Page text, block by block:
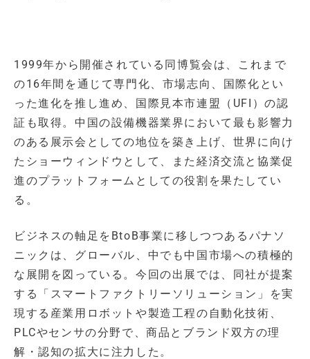
1999年から開催されている同博覧会は、これまで
の16年間を通じて専門化、市場志向、国際化とい
った進化を推し進め、国際見本市連盟（UFI）の認
証も取得。中国の設備機器業界において最も影響力
のある展示会としての地位を築き上げ、世界に向け
たショーウィンドウとして、また経済交流と協業促
進のプラットフォームとしての役割を果たしてい
る。
ビジネスの軸足をBtoB事業に移しつつあるパナソ
ニックは、グローバル、中でも中国市場への積極的
な展開を図っている。今回の出展では、同社が提案
する「スマートファクトリーソリューション」を実
現する産業用ロボットや製造工程の自動化技術、
PLCやセンサの分野で、商品とブランド双方の理
解・認知の拡大に注力した。